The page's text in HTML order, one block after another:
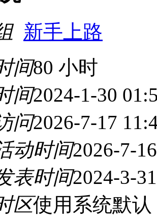
新手上路
间80 小时
间2024-1-30
问2026-7-17
动时间2026-7-
表时间2024-3-
区使用系统默认